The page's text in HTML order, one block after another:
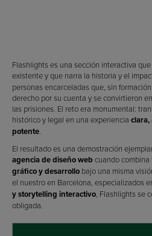
Flashlights es una sección interactiva
existente y que narra la historia y el
personas encarceladas que, sin
derecho por su cuenta y se convirtieron
las prisiones. El reto era monumental:
histórico y legal en una experiencia clara,
potente.
El resultado es una demostración
agencia de diseño web cuando combina
gráfico y desarrollo bajo una misma
el nuestro en Barcelona, especializados
y storytelling interactivo, Flashlights se
obligada.